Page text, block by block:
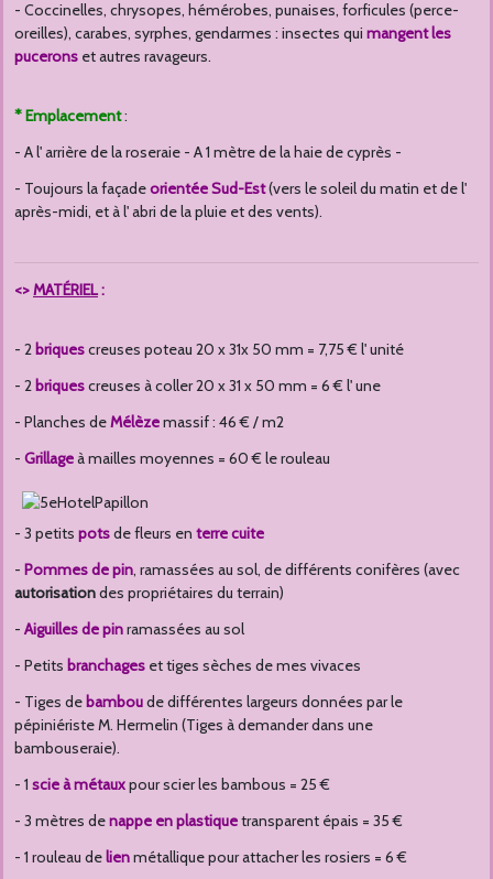
- Coccinelles, chrysopes, hémérobes, punaises, forficules (perce-
oreilles), carabes, syrphes, gendarmes : insectes qui mangent les
pucerons et autres ravageurs.
*Emplacement:
- A l' arrière de la roseraie - A 1 mètre de la haie de cyprès -
- Toujours la façadeorientée Sud-Est(vers le soleil du matin et de l'
après-midi, et à l' abri de la pluie et des vents).
<>MATÉRIEL:
- 2 briquescreuses poteau 20 x 31x 50 mm = 7,75 € l' unité
- 2 briquescreuses à coller 20 x 31 x 50 mm = 6 € l' une
- Planches deMélèzemassif : 46 € / m2
- Grillageà mailles moyennes = 60 € le rouleau
- 3 petits potsde fleurs en terre cuite
- Pommes de pin, ramassées au sol, de différents conifères (avec
autorisationdes propriétaires du terrain)
- Aiguilles de pinramassées au sol
- Petits branchages et tiges sèches de mes vivaces
- Tiges de bamboude différentes largeurs données par le
pépiniériste M. Hermelin (Tiges à demander dans une
bambouseraie).
- 1 scie à métauxpour scier les bambous = 25 €
- 3 mètres denappe en plastiquetransparent épais = 35 €
- 1 rouleau delienmétallique pour attacher les rosiers = 6 €